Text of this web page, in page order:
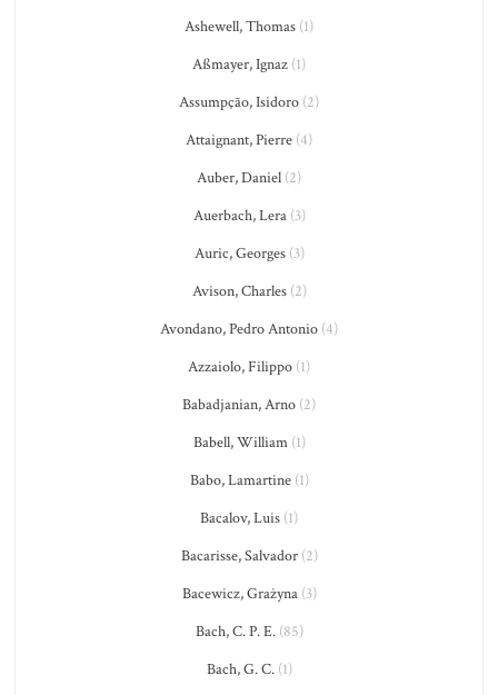
Ashewell, Thomas (1)
Aßmayer, Ignaz (1)
Assumpção, Isidoro (2)
Attaignant, Pierre (4)
Auber, Daniel (2)
Auerbach, Lera(3)
Auric, Georges(3)
Avison, Charles(2)
Avondano, Pedro Antonio (4)
Azzaiolo, Filippo (1)
Babadjanian, Arno (2)
Babell, William(1)
Babo, Lamartine(1)
Bacalov, Luis (1)
Bacarisse, Salvador(2)
Bacewicz, Grażyna(3)
Bach, C. P. E.(85)
Bach, G. C.(1)